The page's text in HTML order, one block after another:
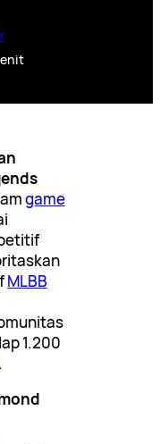
game
MLBB
1.200
.